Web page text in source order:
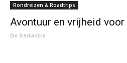
Rondreizen & Roadtrips
Avontuur en vrijheid
De Redactie